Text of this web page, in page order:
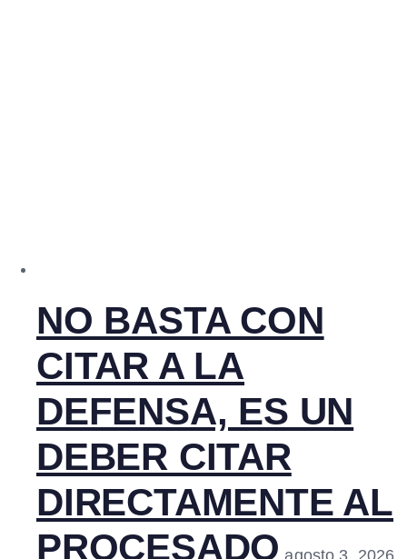
NO BASTA CON
CITAR A LA
DEFENSA, ES UN
DEBER CITAR
DIRECTAMENTE AL
PROCESADO